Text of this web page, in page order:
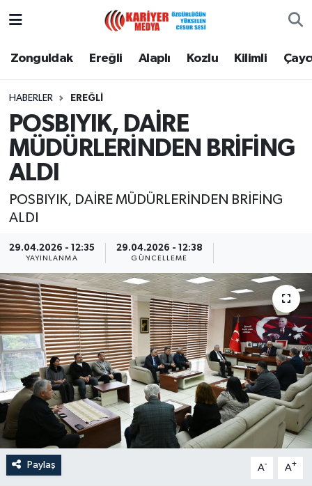
Zonguldak Ereğli Alaplı Kozlu Kilimli
HABERLER EREĞLI
POSBIYIK, DAİRE
MÜDÜRLERİNDEN BRİFİNG
ALDI
POSBIYIK, DAİRE MÜDÜRLERİNDEN BRİFİNG
ALDI
29.04.2026 - 12:35
YAYINLANMA
29.04.2026 - 12:38
GÜNCELLEME
Paylaş A- A+
Zonguldak
Alaplı
Kozlu
Kilimli
Devrek
Özel
Mesaj
Dergim
Ulusal
Zonguldak Nöbetçi Eczaneler
Zonguldak Namaz Vakitleri
Zonguldak Trafik Yoğunluk Haritası
Puan Durumu ve Fikstür
Son Dakika Haberleri
Haber Arşivi